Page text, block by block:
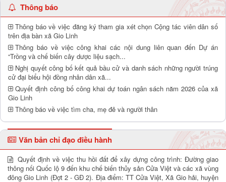
Thông báo
Thông báo về việc đăng ký tham gia xét chọn Cộng tác viên dân số
trên địa bàn xã Gio Linh
Thông báo về việc công khai các nội dung liên quan đến Dự án
“Trồng và chế biến cây dược liệu sạch...
Nghị quyết công bố kết quả bầu cử và danh sách những người trúng
cử đại biểu hội đồng nhân dân xã...
Quyết định công bố công khai dự toán ngân sách năm 2026 của xã
Gio Linh
Thông báo về việc tìm cha, mẹ đẻ và người thân
Văn bản chỉ đạo điều hành
Quyết định về việc thu hồi đất để xây dựng công trình: Đường giao
thông nối Quốc lộ 9 đến khu chế biến thủy sản Cửa Việt và các xã vùng
đông Gio Linh (Đợt 2 - GĐ 2). Địa điểm: TT Cửa Việt, Xã Gio hải, huyện